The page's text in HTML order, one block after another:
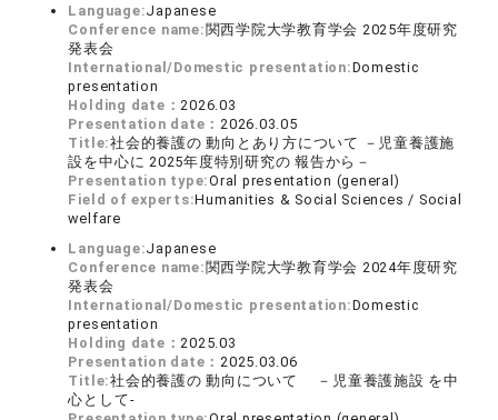
Language:Japanese
Conference name: 関西学院大学教育学会 2025年度研究
発表会
International/Domestic presentation:Domestic
presentation
Holding date： 2026.03
Presentation date： 2026.03.05
Title:社会的養護の 動向とあり方について －児童養護施
設を中心に 2025年度特別研究の 報告から－
Presentation type:Oral presentation (general)
Field of experts:Humanities & Social Sciences / Social
welfare
Language:Japanese
Conference name: 関西学院大学教育学会 2024年度研究
発表会
International/Domestic presentation:Domestic
presentation
Holding date： 2025.03
Presentation date： 2025.03.06
Title:社会的養護の 動向について －児童養護施設 を中
心として-